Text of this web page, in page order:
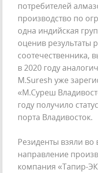
потребителей
производство по
одна индийская
оценив результаты
соотечественника,
в 2020 году
M.Suresh уже
«M.Суреш
году получило
порта Владивосток.
Резиденты взяли
направление
компания «Тапир-